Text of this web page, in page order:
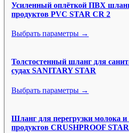
Усиленный оплёткой ПВХ
продуктов PVC STAR CR 2
Выбрать параметры →
Толстостенный шланг для
судах SANITARY STAR
Выбрать параметры →
Шланг для перегрузки молока
продуктов CRUSHPROOF STAR